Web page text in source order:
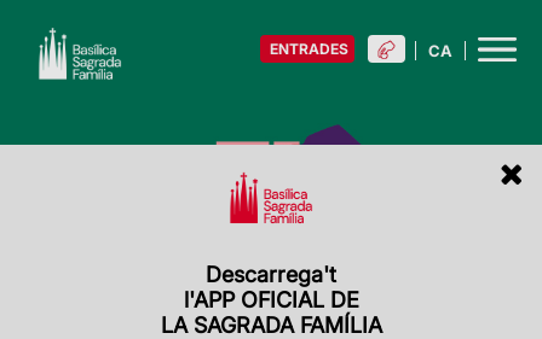
Descarrega't
l'APP OFICIAL DE
LA SAGRADA FAMÍLIA
Descarrega't
l'APP OFICIAL DE
LA SAGRADA FAMÍLIA
ENTRADES